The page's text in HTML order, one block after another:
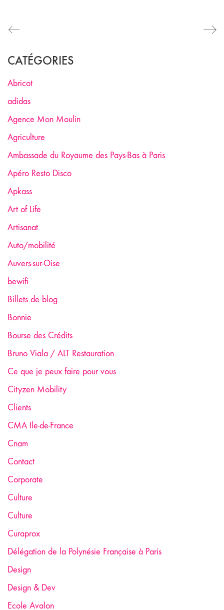
CATÉGORIES
Abricot
adidas
Agence Mon Moulin
Agriculture
Ambassade du Royaume des Pays-Bas à Paris
Apéro Resto Disco
Apkass
Art of Life
Artisanat
Auto/mobilité
Auvers-sur-Oise
bewifi
Billets de blog
Bonnie
Bourse des Crédits
Bruno Viala / ALT Restauration
Ce que je peux faire pour vous
Cityzen Mobility
Clients
CMA Ile-de-France
Cnam
Contact
Corporate
Culture
Culture
Curaprox
Délégation de la Polynésie Française à Paris
Design
Design & Dev
Ecole Avalon